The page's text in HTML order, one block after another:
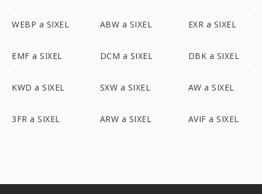
WEBP a SIXEL ABW a SIXEL EXR a SIXEL
EMF a SIXEL DCM a SIXEL DBK a SIXEL
KWD a SIXEL SXW a SIXEL AW a SIXEL
3FR a SIXEL ARW a SIXEL AVIF a SIXEL